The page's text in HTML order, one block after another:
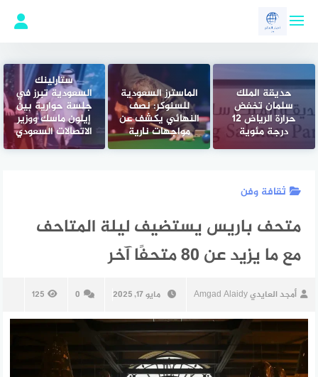
حديقة الملك
سلمان تخفض
حرارة الرياض 12
درجة مئوية
الماسترز السعودية
للسنوكر: نصف
النهائي يكشف عن
مواجهات نارية
ستارلينك
السعودية تبرز في
جلسة حوارية بين
إيلون ماسك ووزير
الاتصالات السعودي
ثقافة وفن
متحف باريس يستضيف ليلة المتاحف
مع ما يزيد عن 80 متحفًا آخر
أمجد العايدي Amgad Alaidy مايو 17, 2025 0
125